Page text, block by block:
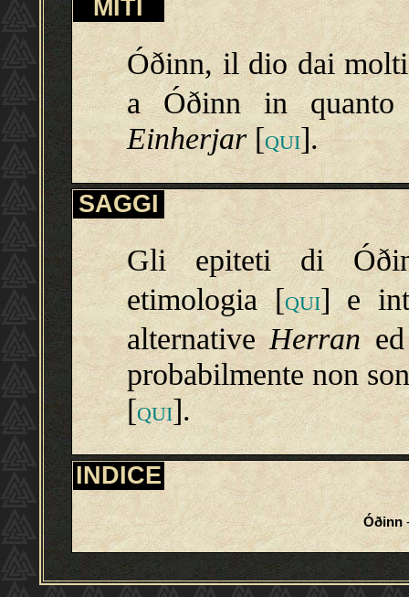
MITI
Óðinn, il dio dai
a Óðinn in quanto
Einherjar[QUI].
SAGGI
Gli epiteti di
etimologia [QUI] e
alternativeHerran
probabilmente non
[QUI].
INDICE
Óðinn